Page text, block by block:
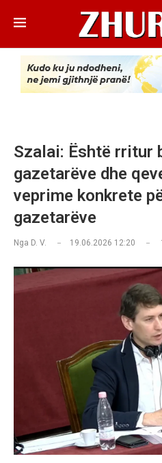
Szalai: Është rritur
gazetarëve dhe
veprime konkrete
gazetarëve
Nga D. V. 19.06.2026 12:20